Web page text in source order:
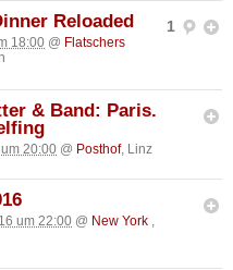
1
Reloaded
18:00 @ Flatschers
& Band: Paris.
20:00 @ Posthof, Linz
um 22:00 @ New York ,